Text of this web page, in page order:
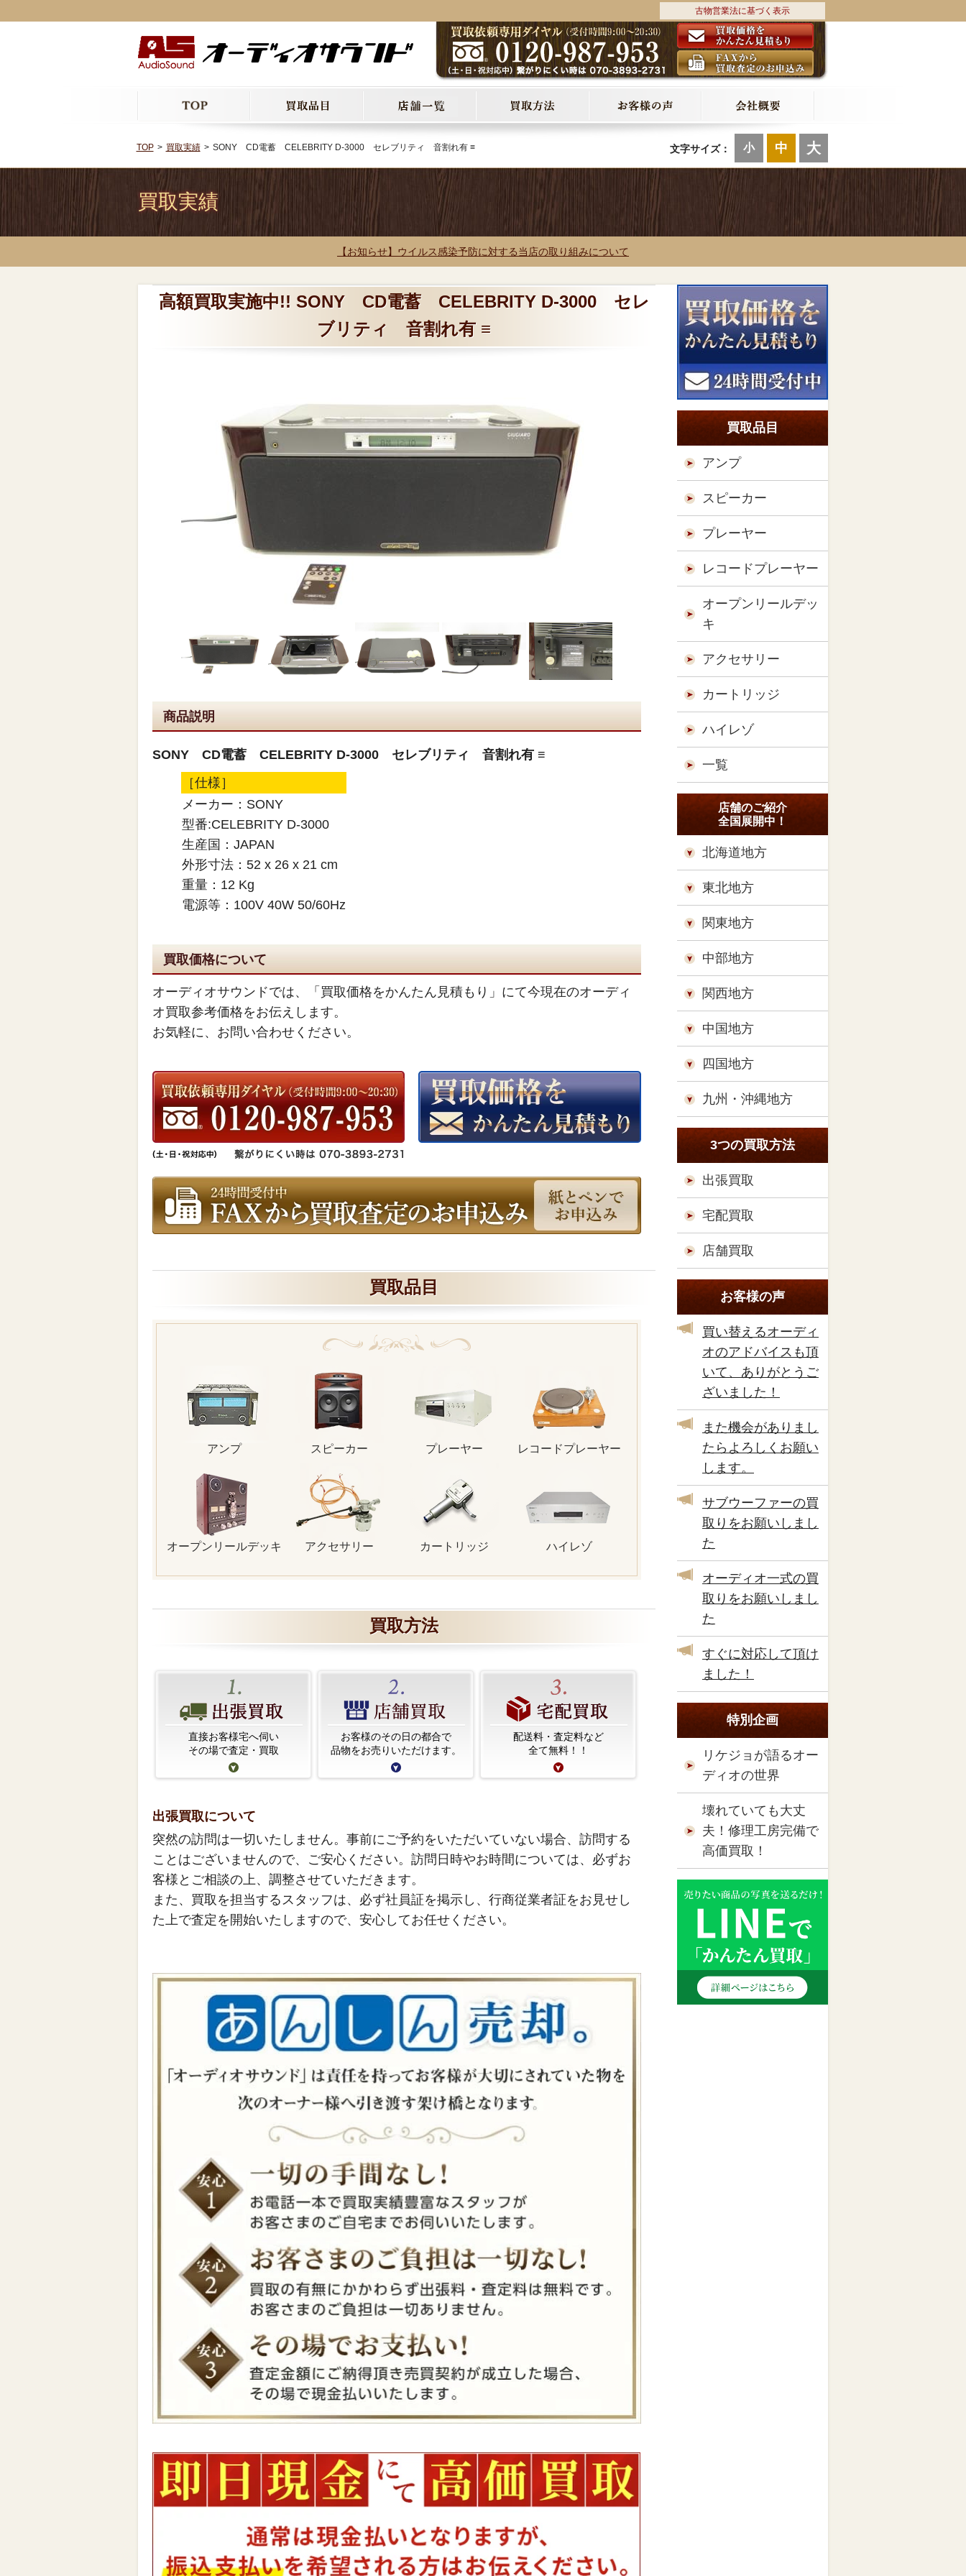
古物営業法に基づく表示
文字サイズ： 小 中 大
TOP 買取実績 SONY CD電蓄 CELEBRITY D-3000 セレブリティ 音割れ有 ≡
買取実績
【お知らせ】ウイルス感染予防に対する当店の取り組みについて
高額買取実施中!! SONY CD電蓄 CELEBRITY D-3000 セレ
ブリティ 音割れ有 ≡
商品説明
SONY CD電蓄 CELEBRITY D-3000 セレブリティ 音割れ有 ≡
［仕様］
メーカー：SONY
型番:CELEBRITY D-3000
生産国：JAPAN
外形寸法：52 x 26 x 21 cm
重量：12 Kg
電源等：100V 40W 50/60Hz
買取価格について
オーディオサウンドでは、「買取価格をかんたん見積もり」にて今現在のオーディ
オ買取参考価格をお伝えします。
お気軽に、お問い合わせください。
買取品目
アンプ スピーカー プレーヤー レコードプレーヤー
オープンリールデッキ アクセサリー カートリッジ ハイレゾ
買取方法
直接お客様宅へ伺い
その場で査定・買取
お客様のその日の都合で
品物をお売りいただけます。
配送料・査定料など
全て無料！！
出張買取について
突然の訪問は一切いたしません。事前にご予約をいただいていない場合、訪問する
ことはございませんので、ご安心ください。訪問日時やお時間については、必ずお
客様とご相談の上、調整させていただきます。
また、買取を担当するスタッフは、必ず社員証を掲示し、行商従業者証をお見せし
た上で査定を開始いたしますので、安心してお任せください。
買取品目
アンプ
スピーカー
プレーヤー
レコードプレーヤー
オープンリールデッ
キ
アクセサリー
カートリッジ
ハイレゾ
一覧
店舗のご紹介
全国展開中！
北海道地方
東北地方
関東地方
中部地方
関西地方
中国地方
四国地方
九州・沖縄地方
3つの買取方法
出張買取
宅配買取
店舗買取
お客様の声
買い替えるオーディ
オのアドバイスも頂
いて、ありがとうご
ざいました！
また機会がありまし
たらよろしくお願い
します。
サブウーファーの買
取りをお願いしまし
た
オーディオ一式の買
取りをお願いしまし
た
すぐに対応して頂け
ました！
特別企画
リケジョが語るオー
ディオの世界
壊れていても大丈
夫！修理工房完備で
高価買取！